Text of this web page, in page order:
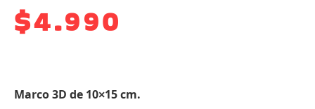
$4.990
Marco 3D de 10×15 cm.